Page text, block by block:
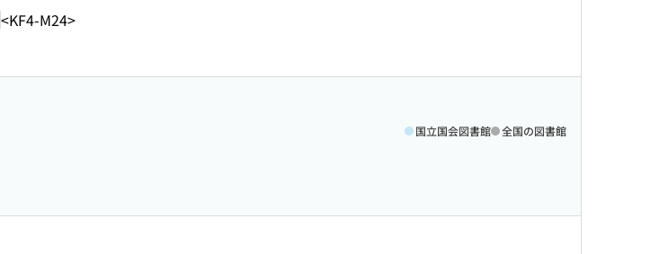
<KF4-M24>
国立国会図書館 全国の図書館